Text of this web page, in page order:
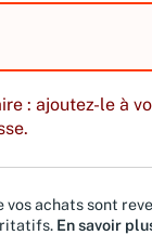
: ajoutez-le à
vos achats sont
En savoir